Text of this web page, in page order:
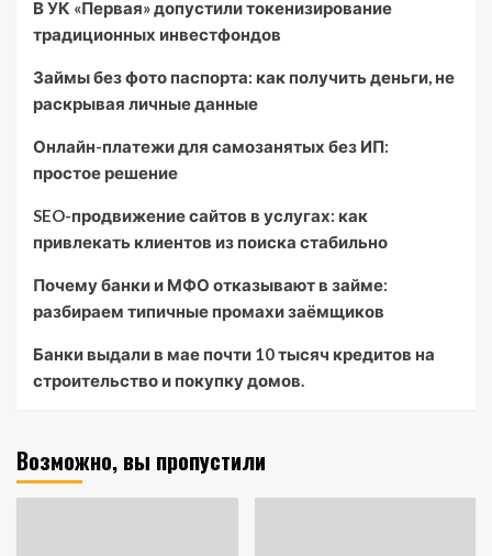
В УК «Первая» допустили токенизирование
традиционных инвестфондов
Займы без фото паспорта: как получить деньги, не
раскрывая личные данные
Онлайн-платежи для самозанятых без ИП:
простое решение
SEO-продвижение сайтов в услугах: как
привлекать клиентов из поиска стабильно
Почему банки и МФО отказывают в займе:
разбираем типичные промахи заёмщиков
Банки выдали в мае почти 10 тысяч кредитов на
строительство и покупку домов.
Возможно, вы пропустили